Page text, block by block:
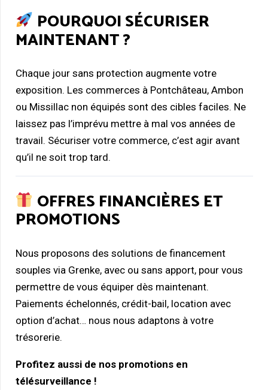
POURQUOI SÉCURISER
MAINTENANT ?
Chaque jour sans protection augmente votre
exposition. Les commerces à Pontchâteau, Ambon
ou Missillac non équipés sont des cibles faciles. Ne
laissez pas l’imprévu mettre à mal vos années de
travail. Sécuriser votre commerce, c’est agir avant
qu’il ne soit trop tard.
OFFRES FINANCIÈRES ET
PROMOTIONS
Nous proposons des solutions de financement
souples via Grenke, avec ou sans apport, pour vous
permettre de vous équiper dès maintenant.
Paiements échelonnés, crédit-bail, location avec
option d’achat… nous nous adaptons à votre
trésorerie.
Profitez aussi de nos promotions en
télésurveillance !